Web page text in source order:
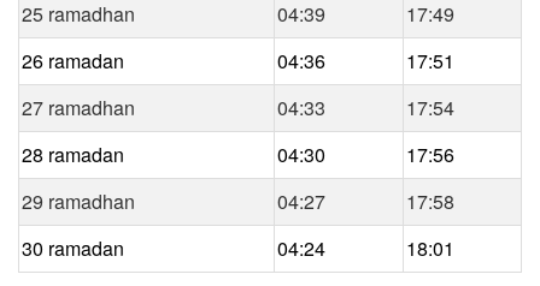
25 ramadhan
04:39
17:49
26 ramadan
04:36
17:51
27 ramadhan
04:33
17:54
28 ramadan
04:30
17:56
29 ramadhan
04:27
17:58
30 ramadan
04:24 18:01